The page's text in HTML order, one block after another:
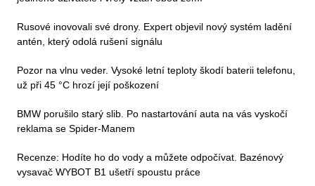
Rusové inovovali své drony. Expert objevil nový systém ladění
antén, který odolá rušení signálu
Pozor na vlnu veder. Vysoké letní teploty škodí baterii telefonu,
už při 45 °C hrozí její poškození
BMW porušilo starý slib. Po nastartování auta na vás vyskočí
reklama se Spider-Manem
Recenze: Hodíte ho do vody a můžete odpočívat. Bazénový
vysavač WYBOT B1 ušetří spoustu práce